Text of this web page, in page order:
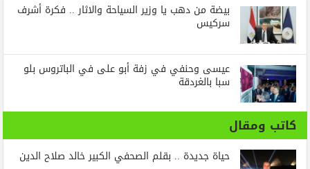
بيضة من دهب يا وزير السياحة والاثار .. فكرة أشرف
سركيس
عيسى وحنفي في زفة أبو على في الباتروس بلو
سبا بالغردقة
كاتب ومقال
حياة جديدة .. بقلم الصحفي الكبير خالد صلاح الدين